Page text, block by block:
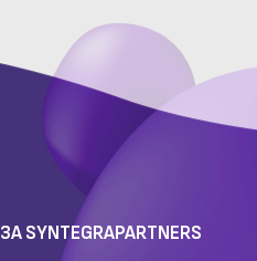
ЗА SYNTEGRAPARTNERS